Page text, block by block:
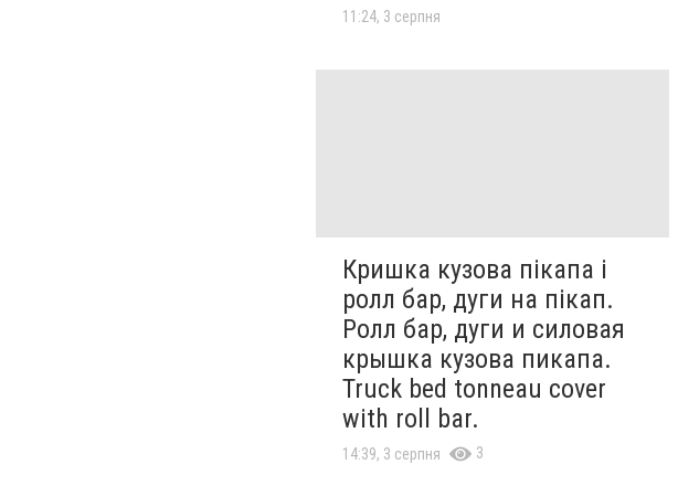
11:24, 3 серпня
Кришка кузова пікапа і
ролл бар, дуги на пікап.
Ролл бар, дуги и силовая
крышка кузова пикапа.
Truck bed tonneau cover
with roll bar.
14:39, 3 серпня 3